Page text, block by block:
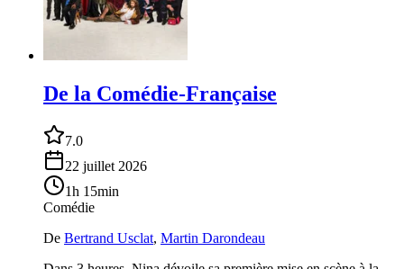
De la Comédie-Française
7.0
22 juillet 2026
1h 15min
Comédie
De Bertrand Usclat, Martin Darondeau